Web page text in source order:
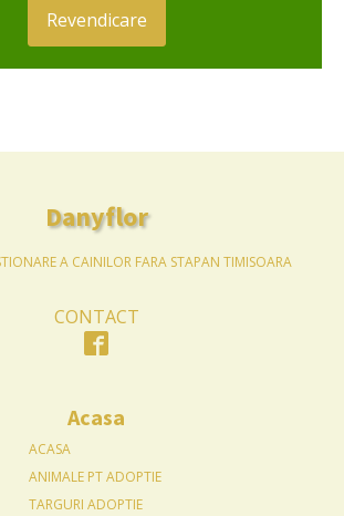
Revendicare
Danyflor
A CAINILOR FARA STAPAN TIMISOARA
CONTACT
Acasa
ACASA
ANIMALE PT ADOPTIE
TARGURI ADOPTIE